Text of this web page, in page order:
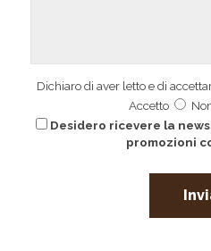
Dichiaro di aver letto e di
Accetto
Desidero ricevere la
promozioni